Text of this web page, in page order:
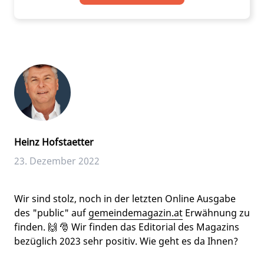
Heinz Hofstaetter
23. Dezember 2022
Wir sind stolz, noch in der letzten Online Ausgabe
des "public" auf gemeindemagazin.at Erwähnung zu
finden. 🙌 🎅 Wir finden das Editorial des Magazins
bezüglich 2023 sehr positiv. Wie geht es da Ihnen?